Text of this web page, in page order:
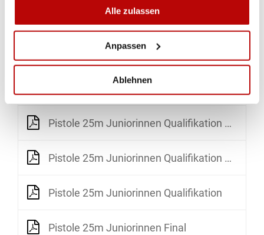
Alle zulassen
Anpassen
Ablehnen
Gewehr 50m Dreistellung Juniorinnen Qualifikation
Pistole 25m Juniorinnen Qualifikation Relay 1
Pistole 25m Juniorinnen Qualifikation Relay 2
Pistole 25m Juniorinnen Qualifikation
Pistole 25m Juniorinnen Final